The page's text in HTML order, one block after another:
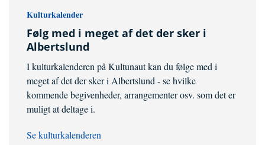
Kulturkalender
Følg med i meget af det der sker i
Albertslund
I kulturkalenderen på Kultunaut kan du følge med i
meget af det der sker i Albertslund - se hvilke
kommende begivenheder, arrangementer osv. som det er
muligt at deltage i.
Se kulturkalenderen